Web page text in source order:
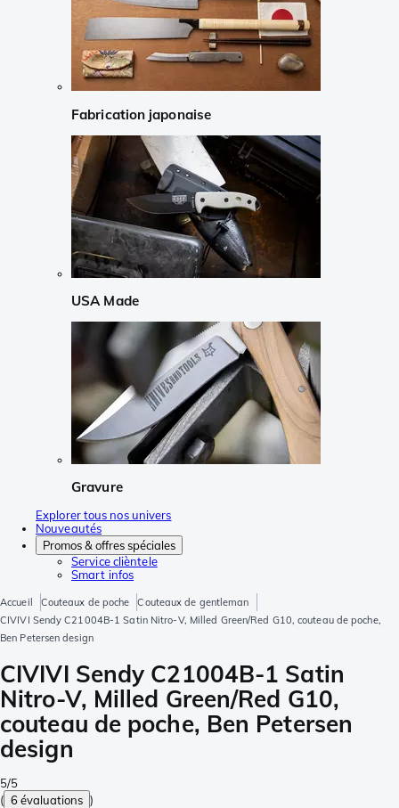
Fabrication japonaise
USA Made
Gravure
Explorer tous nos univers
Nouveautés
Promos & offres spéciales
Service clièntele
Smart infos
Accueil Couteaux de poche
Couteaux de gentleman
CIVIVI Sendy C21004B-1 Satin Nitro-V, Milled Green/Red G10, couteau de poche,
Ben Petersen design
CIVIVI Sendy C21004B-1 Satin
Nitro-V, Milled Green/Red G10,
couteau de poche, Ben Petersen
design
5/5
( 6 évaluations )